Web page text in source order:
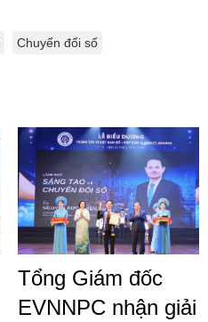
Chuyển đổi số
Tổng Giám đốc
EVNNPC nhận giải